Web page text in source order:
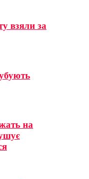
взяли за
на